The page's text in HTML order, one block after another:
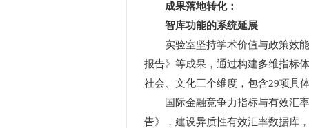
成果落地转化：
智库功能的系统延展
实验室坚持学术价值与政策效能
报告》等成果，通过构建多维指标
社会、文化三个维度，包含29项具
国际金融竞争力指标与有效汇率
告》，建设异质性有效汇率数据库